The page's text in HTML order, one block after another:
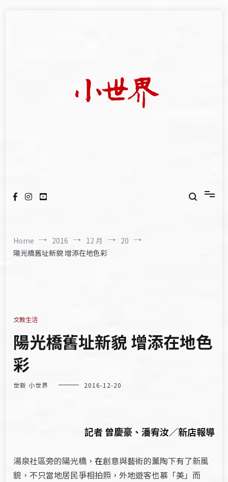
Home 2016 12 月
20
陽光橋舊址新貌 增添在地色彩
文教生活
陽光橋舊址新貌 增添在地色
彩
世新 小世界 2016-12-20
記者 曾慶豪、潘宥汝／新店報導
湯泉社區旁的陽光橋，在創意與藝術的薰陶下有了新風
貌，不只當地居民爭相拍照，外地遊客也慕「美」而